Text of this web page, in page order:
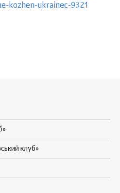
kozhen-ukrainec-9321
клуб»